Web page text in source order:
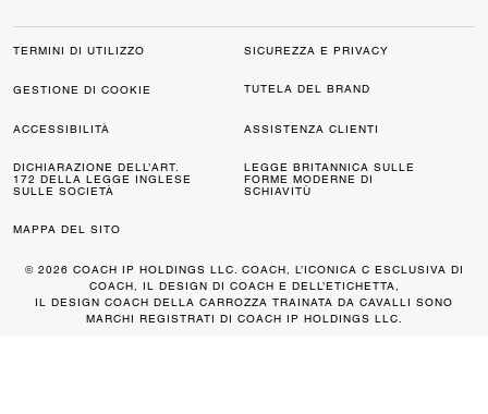
TERMINI DI UTILIZZO SICUREZZA E PRIVACY
GESTIONE DI COOKIE TUTELA DEL BRAND
ACCESSIBILITÀ ASSISTENZA CLIENTI
DICHIARAZIONE DELL’ART.
172 DELLA LEGGE INGLESE
SULLE SOCIETÀ
LEGGE BRITANNICA SULLE
FORME MODERNE DI
SCHIAVITÙ
MAPPA DEL SITO
© 2026 COACH IP HOLDINGS LLC. COACH, L’ICONICA C ESCLUSIVA DI
COACH, IL DESIGN DI COACH E DELL’ETICHETTA,
IL DESIGN COACH DELLA CARROZZA TRAINATA DA CAVALLI SONO
MARCHI REGISTRATI DI COACH IP HOLDINGS LLC.